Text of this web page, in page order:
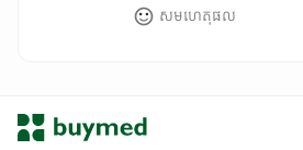
សមហេតុផល